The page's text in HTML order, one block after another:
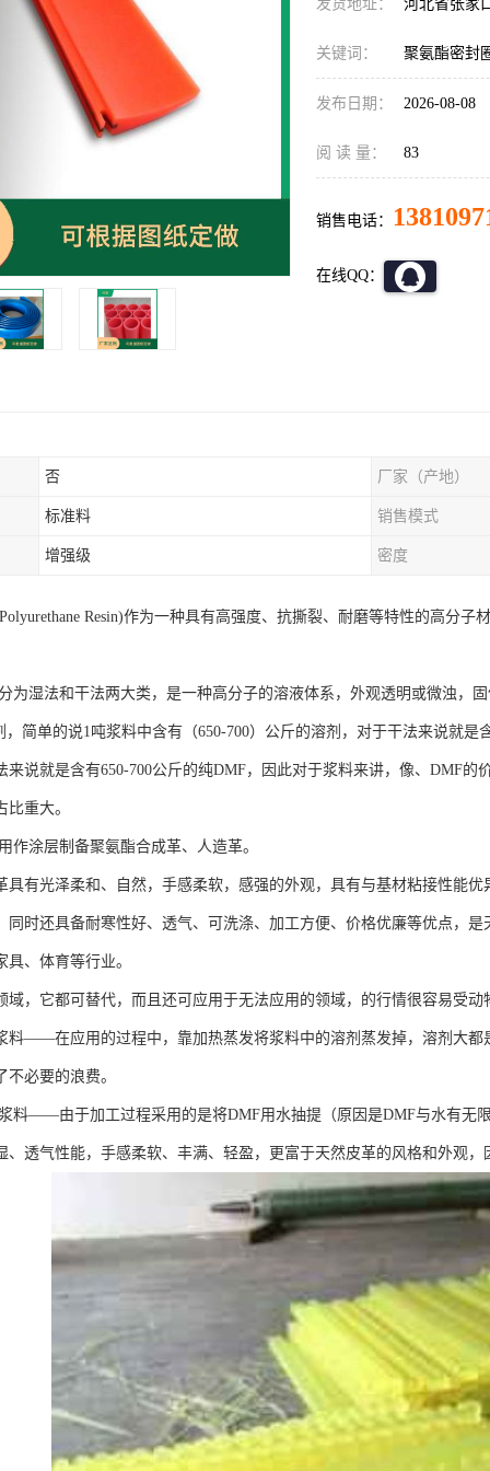
发货地址： 河北省张
关键词： 聚氨酯密封
发布日期： 2026-08-08
阅 读 量： 83
销售电话：
在线QQ：
否 厂家（产地）
标准料 销售模式
增强级 密度
Resin)作为一种具有高强度、抗撕裂、耐磨等特性的高分
为湿法和干法两大类，是一种高分子的溶液体系，外观透明或微浊，
，简单的说1吨浆料中含有（650-700）公斤的溶剂，对于干法来说就
来说就是含有650-700公斤的纯DMF，因此对于浆料来讲，像、DMF
比重大。
作涂层制备聚氨酯合成革、人造革。
具有光泽柔和、自然，手感柔软，感强的外观，具有与基材粘接性能
同时还具备耐寒性好、透气、可洗涤、加工方便、价格优廉等优点，
具、体育等行业。
域，它都可替代，而且还可应用于无法应用的领域，的行情很容易受
料——在应用的过程中，靠加热蒸发将浆料中的溶剂蒸发掉，溶剂大都
不必要的浪费。
料——由于加工过程采用的是将DMF用水抽提（原因是DMF与水有无
、透气性能，手感柔软、丰满、轻盈，更富于天然皮革的风格和外观，